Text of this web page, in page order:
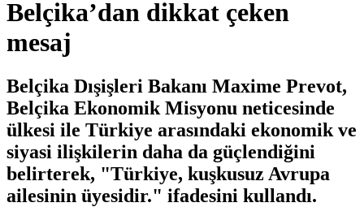
Belçika’dan dikkat çeken
mesaj
Belçika Dışişleri Bakanı Maxime Prevot,
Belçika Ekonomik Misyonu neticesinde
ülkesi ile Türkiye arasındaki ekonomik ve
siyasi ilişkilerin daha da güçlendiğini
belirterek, "Türkiye, kuşkusuz Avrupa
ailesinin üyesidir." ifadesini kullandı.